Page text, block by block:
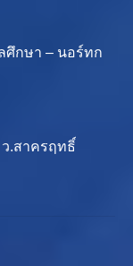
กษา – นอร์ทก
.สาครฤทธิ์